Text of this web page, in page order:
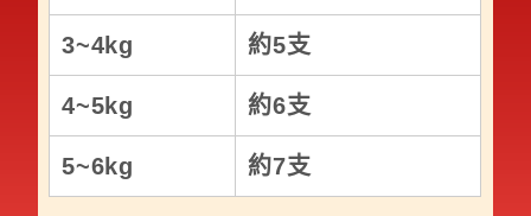
3~4kg 約5支
4~5kg 約6支
5~6kg 約7支